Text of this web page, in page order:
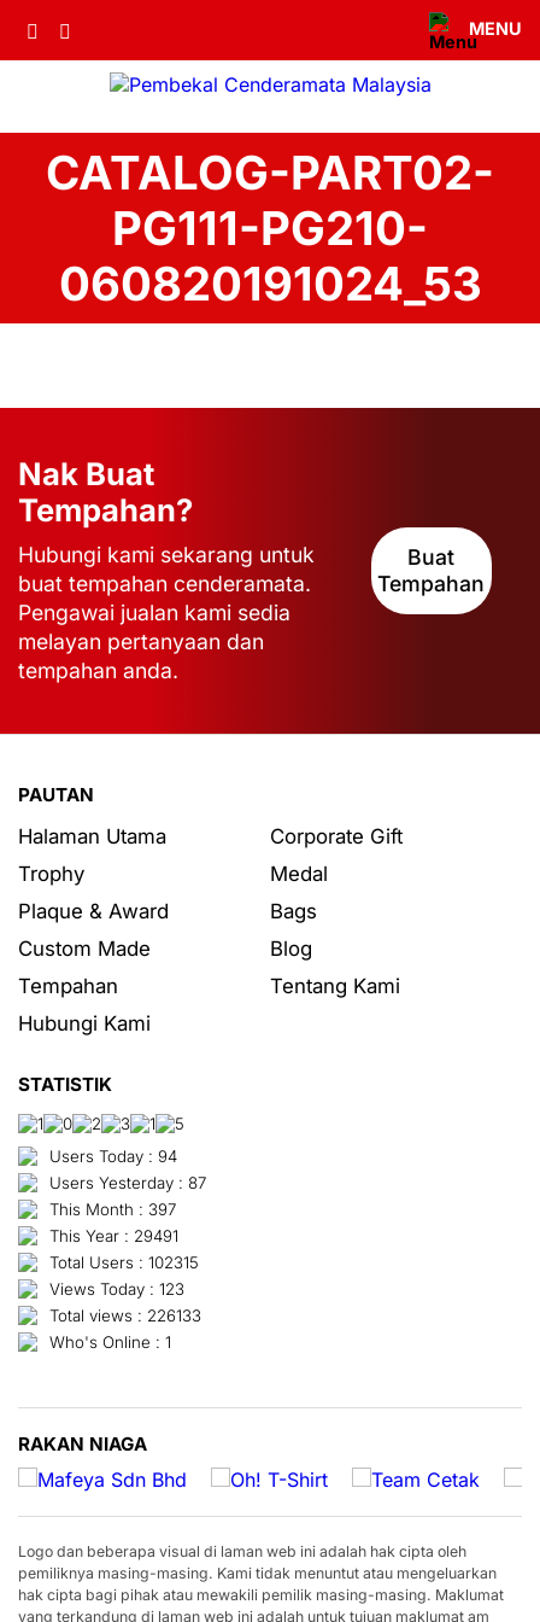
MENU
CATALOG-PART02-
PG111-PG210-
060820191024_53
Nak Buat
Tempahan?
Hubungi kami sekarang untuk
buat tempahan cenderamata.
Pengawai jualan kami sedia
melayan pertanyaan dan
tempahan anda.
Buat
Tempahan
PAUTAN
Halaman Utama
Corporate Gift
Trophy
Medal
Plaque & Award
Bags
Custom Made
Blog
Tempahan
Tentang Kami
Hubungi Kami
STATISTIK
Users Today : 94
Users Yesterday : 87
This Month : 397
This Year : 29491
Total Users : 102315
Views Today : 123
Total views : 226133
Who's Online : 1
RAKAN NIAGA
Logo dan beberapa visual di laman web ini adalah hak cipta oleh
pemiliknya masing-masing. Kami tidak menuntut atau mengeluarkan
hak cipta bagi pihak atau mewakili pemilik masing-masing. Maklumat
yang terkandung di laman web ini adalah untuk tujuan maklumat am